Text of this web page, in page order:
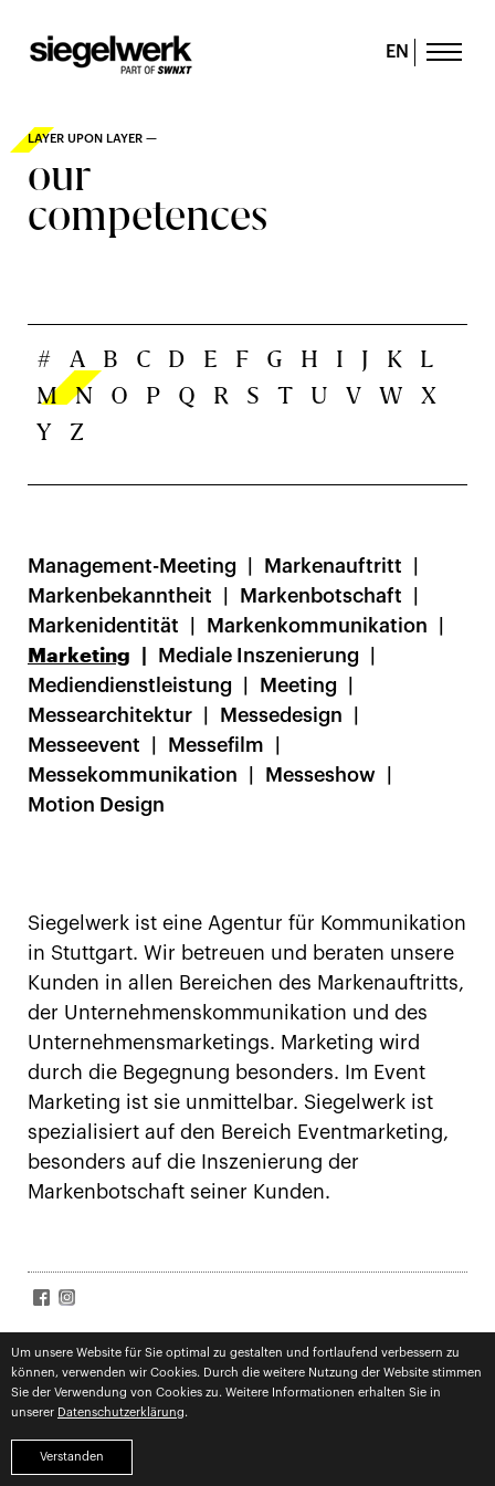
Verstanden
Um unsere Website für Sie optimal zu gestalten und fortlaufend verbessern zu
können, verwenden wir Cookies. Durch die weitere Nutzung der Website stimmen
Sie der Verwendung von Cookies zu. Weitere Informationen erhalten Sie in
unserer Datenschutzerklärung.
EN
LAYER UPON LAYER —
our
competences
# A B C D E F G H I J K
L
M N O P Q R S T U V W
X
Y
Z
Management-Meeting
Markenauftritt
Markenbekanntheit
Markenbotschaft
Markenidentität
Markenkommunikation
Marketing
Mediale Inszenierung
Mediendienstleistung
Meeting
Messearchitektur
Messedesign
Messeevent
Messefilm
Messekommunikation
Messeshow
Motion Design
Siegelwerk ist eine Agentur für Kommunikation
in Stuttgart. Wir betreuen und beraten unsere
Kunden in allen Bereichen des Markenauftritts,
der Unternehmenskommunikation und des
Unternehmensmarketings. Marketing wird
durch die Begegnung besonders. Im Event
Marketing ist sie unmittelbar. Siegelwerk ist
spezialisiert auf den Bereich Eventmarketing,
besonders auf die Inszenierung der
Markenbotschaft seiner Kunden.
SIGN UP FOR NEWS
Datenschutzzugestimmt Subscribe